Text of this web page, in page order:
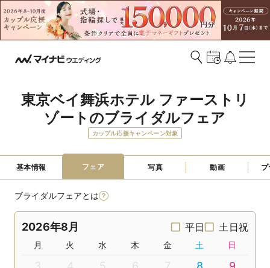
東京ベイ舞浜ホテル ファーストリ
ゾートのブライダルフェア
カップル応援キャンペーン対象
基本情報 フェア 写真 動画
ブライダルフェアとは
2026年8月 平日 土日祝
月 火 水 木 金 土 日